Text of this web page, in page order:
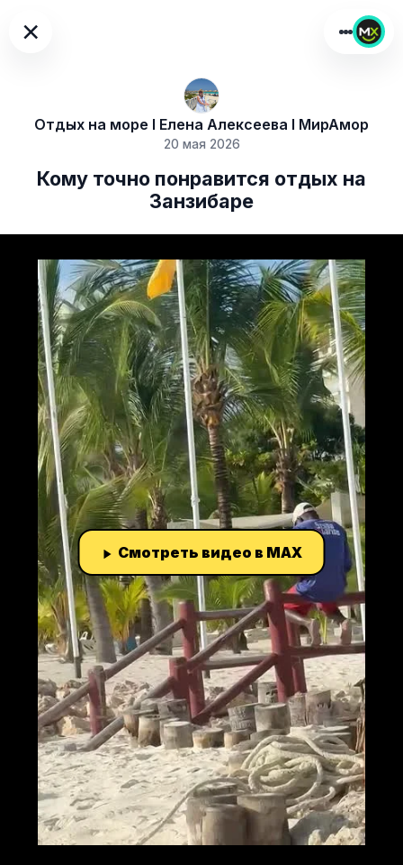
×
Отдых на море I Елена Алексеева I МирАмор
20 мая 2026
Кому точно понравится отдых на
Занзибаре
Смотреть видео в MAX